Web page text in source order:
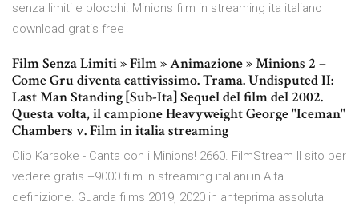
senza limiti e blocchi. Minions film in streaming ita italiano
download gratis free
Film Senza Limiti » Film » Animazione » Minions 2 –
Come Gru diventa cattivissimo. Trama. Undisputed II:
Last Man Standing [Sub-Ita] Sequel del film del 2002.
Questa volta, il campione Heavyweight George "Iceman"
Chambers v. Film in italia streaming
Clip Karaoke - Canta con i Minions! 2660. FilmStream Il sito per
vedere gratis +9000 film in streaming italiani in Alta
definizione. Guarda films 2019, 2020 in anteprima assoluta